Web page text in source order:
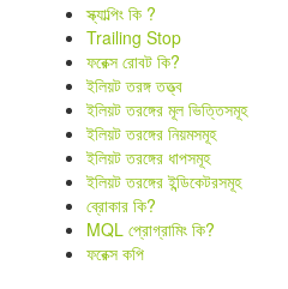
স্ক্যাল্পিং কি ?
Trailing Stop
ফরেক্স রোবট কি?
ইলিয়ট তরঙ্গ তত্ত্ব
ইলিয়ট তরঙ্গের মূল ভিত্তিসমূহ
ইলিয়ট তরঙ্গের নিয়মসমূহ
ইলিয়ট তরঙ্গের ধাপসমূহ
ইলিয়ট তরঙ্গের ইন্ডিকেটরসমূহ
ব্রোকার কি?
MQL প্রোগ্রামিং কি?
ফরেক্স কপি